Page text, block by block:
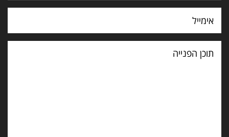
תוכן
הפנייה